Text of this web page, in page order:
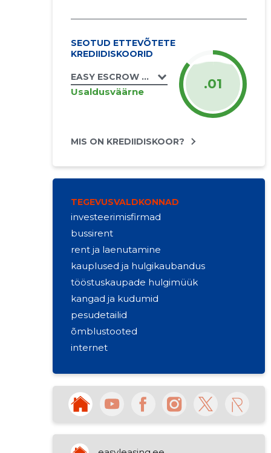
SEOTUD ETTEVÕTETE
KREDIIDISKOORID
EASY ESCROW UÜ
Usaldusväärne .01
MIS ON KREDIIDISKOOR?
TEGEVUSVALDKONNAD
investeerimisfirmad
bussirent
rent ja laenutamine
kauplused ja hulgikaubandus
tööstuskaupade hulgimüük
kangad ja kudumid
pesudetailid
õmblustooted
internet
elektritööd
õhksoojuspumbad
müük